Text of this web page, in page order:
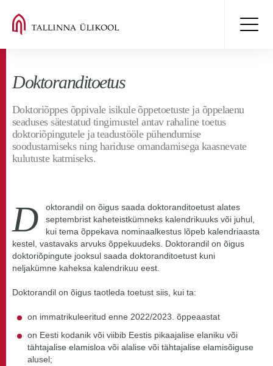
Doktoranditoetus
Doktoriõppes õppivale isikule õppetoetuste ja õppelaenu
seaduses sätestatud tingimustel antav rahaline toetus
doktoriõpingutele ja teadustööle pühendumise
soodustamiseks ning hariduse omandamisega kaasnevate
kulutuste katmiseks.
D
oktorandil on õigus saada doktoranditoetust alates
septembrist kaheteistkümneks kalendrikuuks või juhul,
kui tema õppekava nominaalkestus lõpeb kalendriaasta
kestel, vastavaks arvuks õppekuudeks. Doktorandil on õigus
doktoriõpingute jooksul saada doktoranditoetust kuni
neljakümne kaheksa kalendrikuu eest.
Doktorandil on õigus taotleda toetust siis, kui ta:
on immatrikuleeritud enne 2022/2023. õppeaastat
on Eesti kodanik või viibib Eestis pikaajalise elaniku või
tähtajalise elamisloa või alalise või tähtajalise elamisõiguse
alusel;